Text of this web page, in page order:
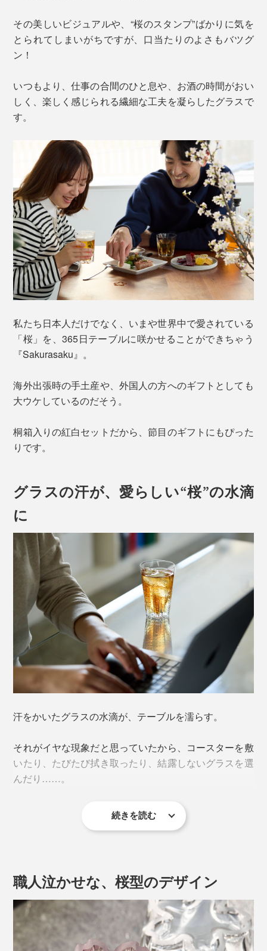
その美しいビジュアルや、“桜のスタンプ”ばかりに気を
とられてしまいがちですが、口当たりのよさもバツグ
ン！
いつもより、仕事の合間のひと息や、お酒の時間がおい
しく、楽しく感じられる繊細な工夫を凝らしたグラスで
す。
私たち日本人だけでなく、いまや世界中で愛されている
「桜」を、365日テーブルに咲かせることができちゃう
『Sakurasaku』。
海外出張時の手土産や、外国人の方へのギフトとしても
大ウケしているのだそう。
桐箱入りの紅白セットだから、節目のギフトにもぴった
りです。
グラスの汗が、愛らしい“桜”の水滴
に
汗をかいたグラスの水滴が、テーブルを濡らす。
それがイヤな現象だと思っていたから、コースターを敷
いたり、たびたび拭き取ったり、結露しないグラスを選
んだり……。
『Sakurasaku』に出会って、その“結露”が待ち遠しくな
続きを読む
職人泣かせな、桜型のデザイン